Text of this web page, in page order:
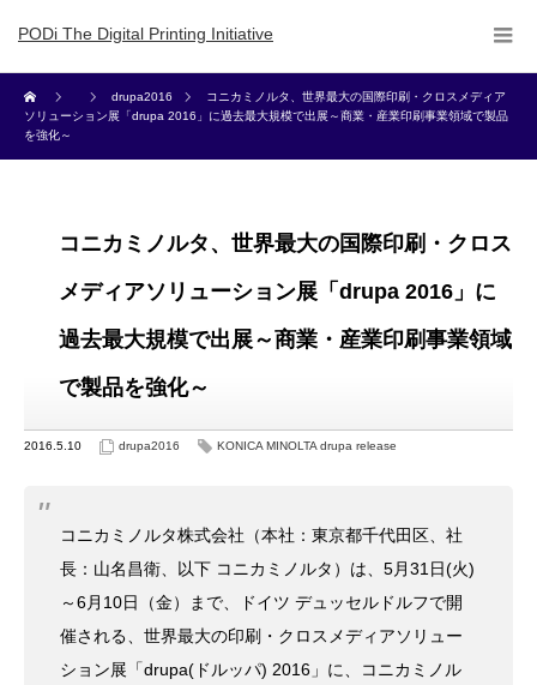
PODi The Digital Printing Initiative
drupa2016
コニカミノルタ、世界最大の国際印刷・クロスメディア
ソリューション展「drupa 2016」に過去最大規模で出展～商業・産業印刷事業領域で製品
を強化～
コニカミノルタ、世界最大の国際印刷・クロス
メディアソリューション展「drupa 2016」に
過去最大規模で出展～商業・産業印刷事業領域
で製品を強化～
2016.5.10 drupa2016 KONICA MINOLTA drupa release
コニカミノルタ株式会社（本社：東京都千代田区、社
長：山名昌衛、以下 コニカミノルタ）は、5月31日(火)
～6月10日（金）まで、ドイツ デュッセルドルフで開
催される、世界最大の印刷・クロスメディアソリュー
ション展「drupa(ドルッパ) 2016」に、コニカミノル